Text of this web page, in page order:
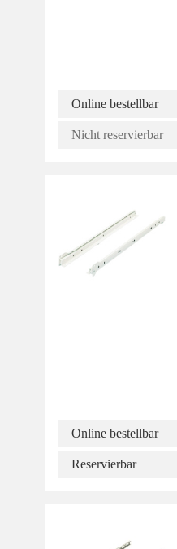
Online bestellbar
Nicht reservierbar
Online bestellbar
Reservierbar